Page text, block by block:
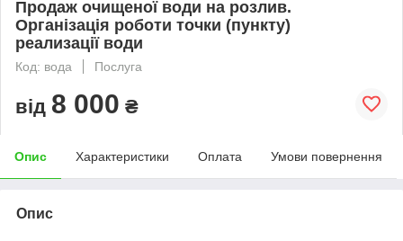
Продаж очищеної води на розлив.
Організація роботи точки (пункту)
реализації води
Код: вода Послуга
від 8 000 ₴
Опис Характеристики Оплата Умови повернення
Опис